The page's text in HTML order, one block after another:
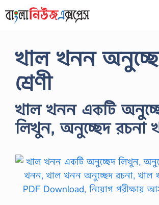
to
খাল খনন
শ্রেণী
খাল খনন একটি
লিখুন, অনুচ্ছেদ রচনা